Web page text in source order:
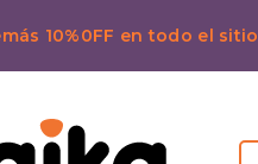
10%0FF en todo el sitio